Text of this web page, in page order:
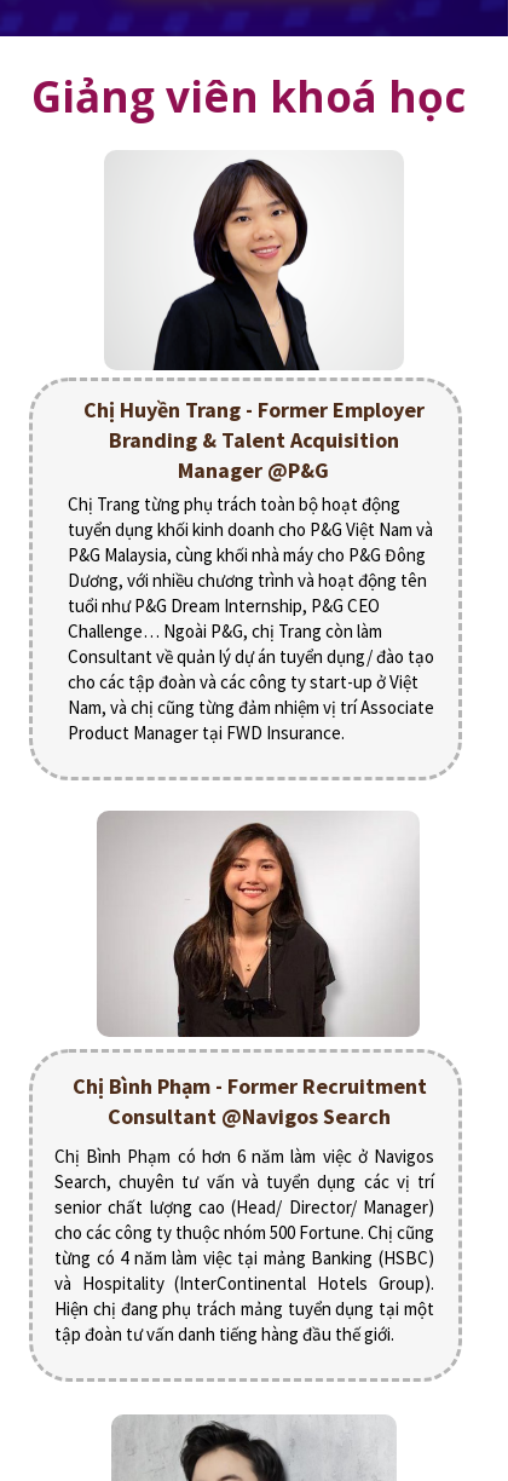
Giảng viên khoá học
Chị Trang từng phụ trách toàn bộ hoạt động
tuyển dụng khối kinh doanh cho P&G Việt Nam và
P&G Malaysia, cùng khối nhà máy cho P&G Đông
Dương, với nhiều chương trình và hoạt động tên
tuổi như P&G Dream Internship, P&G CEO
Challenge… Ngoài P&G, chị Trang còn làm
Consultant về quản lý dự án tuyển dụng/ đào tạo
cho các tập đoàn và các công ty start-up ở Việt
Nam, và chị cũng từng đảm nhiệm vị trí Associate
Product Manager tại FWD Insurance.
Chị Huyền Trang - Former Employer
Branding & Talent Acquisition
Manager @P&G
Chị Bình Phạm có hơn 6 năm làm việc ở Navigos
Search, chuyên tư vấn và tuyển dụng các vị trí
senior chất lượng cao (Head/ Director/ Manager)
cho các công ty thuộc nhóm 500 Fortune. Chị cũng
từng có 4 năm làm việc tại mảng Banking (HSBC)
và Hospitality (InterContinental Hotels Group).
Hiện chị đang phụ trách mảng tuyển dụng tại một
tập đoàn tư vấn danh tiếng hàng đầu thế giới.
Chị Bình Phạm - Former Recruitment
Consultant @Navigos Search